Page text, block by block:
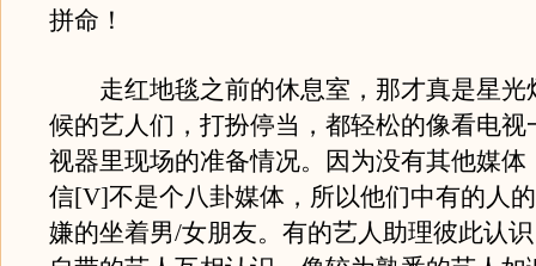
拼命！
走红地毯之前的休息室，那才真是星光
候的艺人们，打扮停当，都轻松的像看电视
视器里现场的准备情况。因为没有其他媒体
信[V]不是个八卦媒体，所以他们中有的人
嫌的坐着男/女朋友。有的艺人助理彼此认